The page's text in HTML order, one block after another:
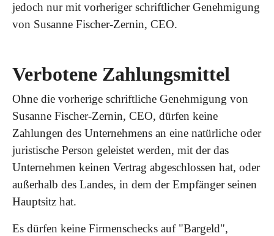
jedoch nur mit vorheriger schriftlicher Genehmigung
von Susanne Fischer-Zernin, CEO.
Verbotene Zahlungsmittel
Ohne die vorherige schriftliche Genehmigung von
Susanne Fischer-Zernin, CEO, dürfen keine
Zahlungen des Unternehmens an eine natürliche oder
juristische Person geleistet werden, mit der das
Unternehmen keinen Vertrag abgeschlossen hat, oder
außerhalb des Landes, in dem der Empfänger seinen
Hauptsitz hat.
Es dürfen keine Firmenschecks auf "Bargeld",